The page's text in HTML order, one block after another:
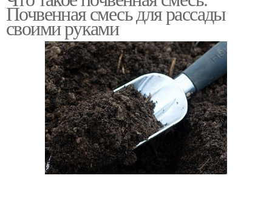
Почвенная смесь для рассады
своими руками